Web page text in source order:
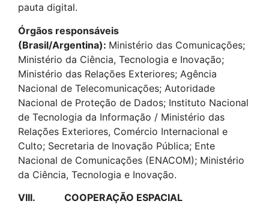
pauta digital.
Órgãos responsáveis
(Brasil/Argentina): Ministério das Comunicações;
Ministério da Ciência, Tecnologia e Inovação;
Ministério das Relações Exteriores; Agência
Nacional de Telecomunicações; Autoridade
Nacional de Proteção de Dados; Instituto Nacional
de Tecnologia da Informação / Ministério das
Relações Exteriores, Comércio Internacional e
Culto; Secretaria de Inovação Pública; Ente
Nacional de Comunicações (ENACOM); Ministério
da Ciência, Tecnologia e Inovação.
VIII. COOPERAÇÃO ESPACIAL